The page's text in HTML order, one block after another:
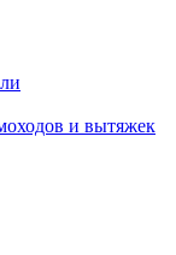
и вытяжек